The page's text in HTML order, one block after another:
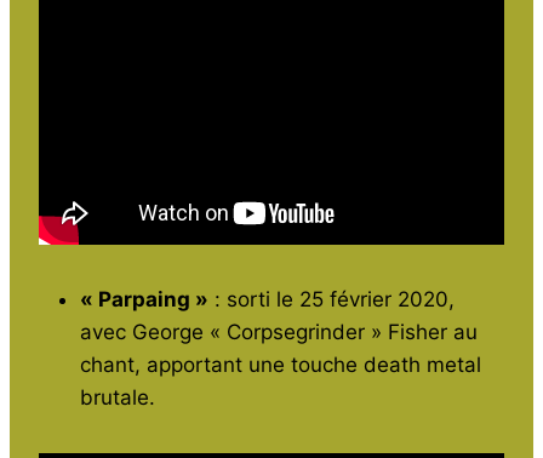
« Parpaing » : sorti le 25 février 2020,
avec George « Corpsegrinder » Fisher au
chant, apportant une touche death metal
brutale.